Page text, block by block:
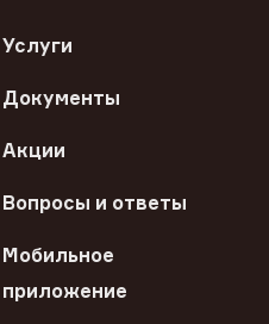
Услуги
Документы
Акции
Вопросы и ответы
Мобильное
приложение